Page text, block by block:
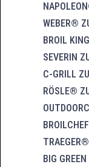
WEBER®
BROIL
SEVERIN
C-GRILL
RÖSLE®
BIG